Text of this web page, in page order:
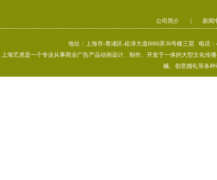
公司简介 新闻
地址：上海市-青浦区-崧泽大道6066弄36号楼三层 电话
上海艺虎是一个专业从事商业广告产品动画设计、制作、开发于一体的大型文化传
械、创意婚礼等各